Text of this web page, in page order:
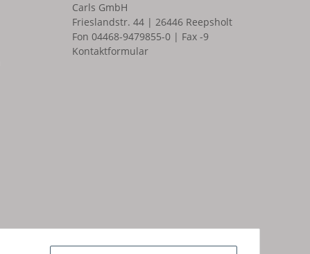
Carls GmbH
Frieslandstr. 44 | 26446 Reepsholt
Fon 04468-9479855-0 | Fax -9
Kontaktformular